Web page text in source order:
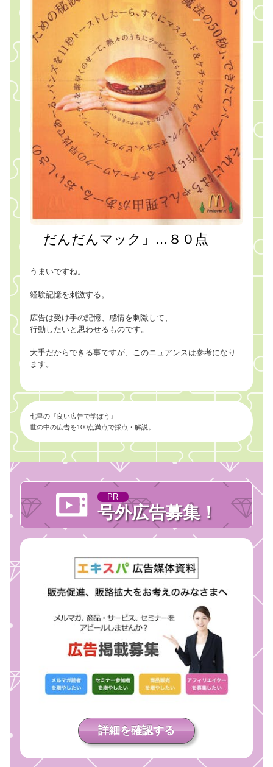
「だんだんマック」…８０点
うまいですね。
経験記憶を刺激する。
広告は受け手の記憶、感情を刺激して、
行動したいと思わせるものです。
大手だからできる事ですが、このニュアンスは参考になり
ます。
七里の『良い広告で学ぼう』
世の中の広告を100点満点で採点・解説。
PR
号外広告募集！
詳細を確認する